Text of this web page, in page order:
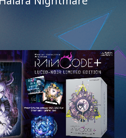
GAME SYSTEM
CHARACTERS
TRAILER
RAIN CODE Plus